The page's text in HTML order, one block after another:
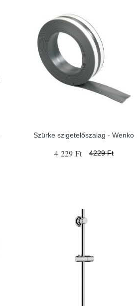
Szürke szigetelőszalag - Wenko
4 229 Ft 4229 Ft